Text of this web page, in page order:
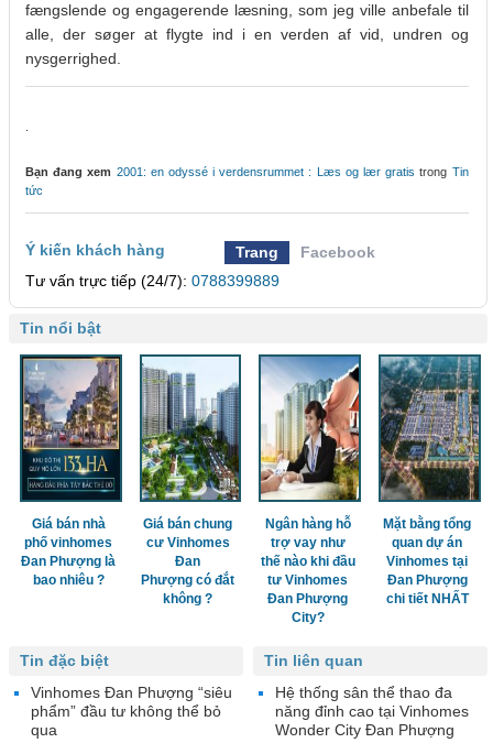
fængslende og engagerende læsning, som jeg ville anbefale til
alle, der søger at flygte ind i en verden af vid, undren og
nysgerrighed.
Bạn đang xem 2001: en odyssé i verdensrummet : Læs og lær gratis trong Tin
tức
Ý kiến khách hàng Trang
Facebook
Tư vấn trực tiếp (24/7): 0788399889
Tin nổi bật
Giá bán nhà
phố vinhomes
Đan Phượng là
bao nhiêu ?
Giá bán chung
cư Vinhomes
Đan
Phượng có đắt
không ?
Ngân hàng hỗ
trợ vay như
thế nào khi đầu
tư Vinhomes
Đan Phượng
City?
Mặt bằng tổng
quan dự án
Vinhomes tại
Đan Phượng
chi tiết NHẤT
Tin liên quan
Hệ thống sân thể thao đa
năng đỉnh cao tại Vinhomes
Wonder City Đan Phượng
Tin đặc biệt
Vinhomes Đan Phượng “siêu
phẩm” đầu tư không thể bỏ
qua